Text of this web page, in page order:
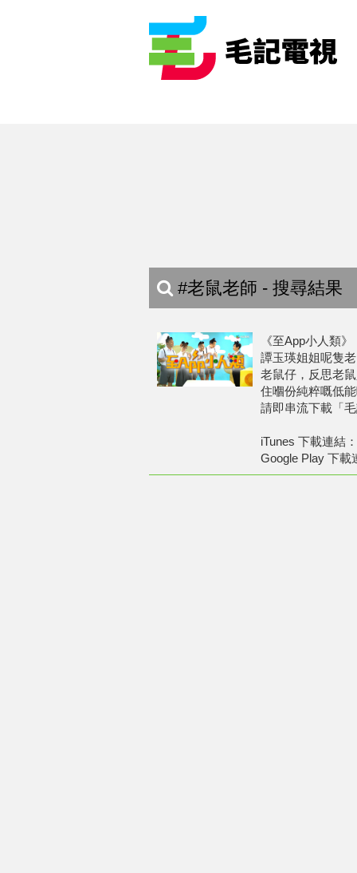
#老鼠老師 - 搜尋結果
《至App小人類
譚玉瑛姐姐呢隻
老鼠仔，反思老
住嗰份純粹嘅低
請即串流下載「
iTunes 下載連結
Google Play 下載